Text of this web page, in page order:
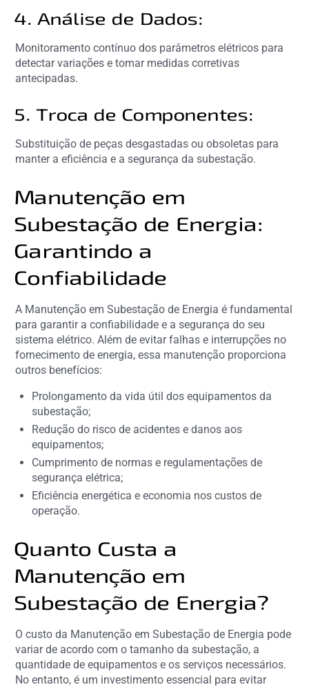
4. Análise de Dados:
Monitoramento contínuo dos parâmetros elétricos para
detectar variações e tomar medidas corretivas
antecipadas.
5. Troca de Componentes:
Substituição de peças desgastadas ou obsoletas para
manter a eficiência e a segurança da subestação.
Manutenção em
Subestação de Energia:
Garantindo a
Confiabilidade
A Manutenção em Subestação de Energia é fundamental
para garantir a confiabilidade e a segurança do seu
sistema elétrico. Além de evitar falhas e interrupções no
fornecimento de energia, essa manutenção proporciona
outros benefícios:
Prolongamento da vida útil dos equipamentos da
subestação;
Redução do risco de acidentes e danos aos
equipamentos;
Cumprimento de normas e regulamentações de
segurança elétrica;
Eficiência energética e economia nos custos de
operação.
Quanto Custa a
Manutenção em
Subestação de Energia?
O custo da Manutenção em Subestação de Energia pode
variar de acordo com o tamanho da subestação, a
quantidade de equipamentos e os serviços necessários.
No entanto, é um investimento essencial para evitar